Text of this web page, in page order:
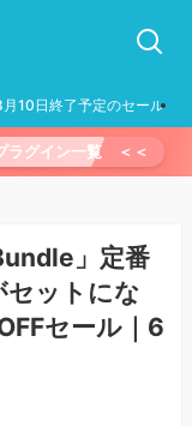
10日終了予定のセール
ラグイン一覧 ＜＜
」定番
セットにな
セール｜6